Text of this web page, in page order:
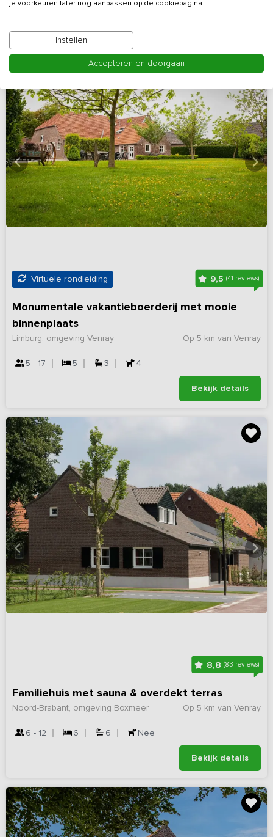
Bekijk details
Virtuele rondleiding 9,5(41 reviews)
Monumentale vakantieboerderij met mooie
binnenplaats
Op 5 km van Venray
Limburg, omgeving Venray
5 - 17 5 3 4
Bekijk details
8,8 (83 reviews)
Familiehuis met sauna & overdekt terras
Op 5 km van Venray
Noord-Brabant, omgeving Boxmeer
6 - 12 6 6 Nee
Bekijk details
je voorkeuren later nog aanpassen op de cookiepagina.
Instellen
Accepteren en doorgaan